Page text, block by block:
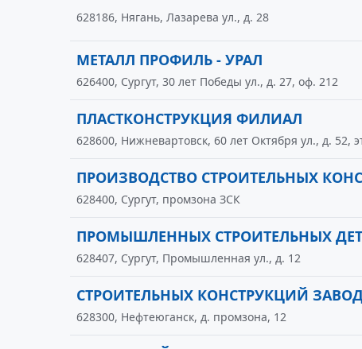
628186, Нягань, Лазарева ул., д. 28
МЕТАЛЛ ПРОФИЛЬ - УРАЛ
626400, Сургут, 30 лет Победы ул., д. 27, оф. 212
ПЛАСТКОНСТРУКЦИЯ ФИЛИАЛ
628600, Нижневартовск, 60 лет Октября ул., д. 52,
ПРОИЗВОДСТВО СТРОИТЕЛЬНЫХ
628400, Сургут, промзона ЗСК
ПРОМЫШЛЕННЫХ СТРОИТЕЛЬНЫХ
628407, Сургут, Промышленная ул., д. 12
СТРОИТЕЛЬНЫХ КОНСТРУКЦИЙ
628300, Нефтеюганск, д. промзона, 12